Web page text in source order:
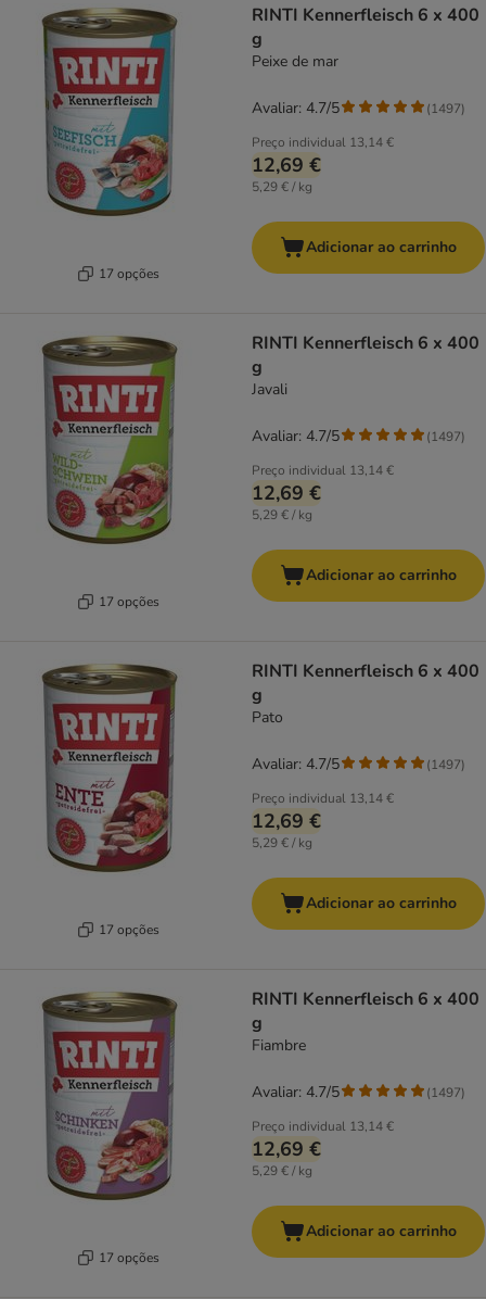
17 opções
RINTI Kennerfleisch 6 x 400
g
Peixe de mar
Preço individual 13,14 €
12,69 €
5,29 € / kg
Avaliar: 4.7/5 (1497)
Adicionar ao carrinho
17 opções
RINTI Kennerfleisch 6 x 400
g
Javali
Preço individual 13,14 €
12,69 €
5,29 € / kg
Avaliar: 4.7/5 (1497)
Adicionar ao carrinho
17 opções
RINTI Kennerfleisch 6 x 400
g
Pato
Preço individual 13,14 €
12,69 €
5,29 € / kg
Avaliar: 4.7/5 (1497)
Adicionar ao carrinho
17 opções
RINTI Kennerfleisch 6 x 400
g
Fiambre
Preço individual 13,14 €
12,69 €
5,29 € / kg
Avaliar: 4.7/5 (1497)
Adicionar ao carrinho